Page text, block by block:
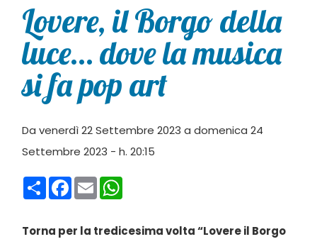
Lovere, il Borgo della
luce… dove la musica
si fa pop art
Da venerdì 22 Settembre 2023 a domenica 24
Settembre 2023 - h. 20:15
CondividiFacebook
Email
Torna per la tredicesima volta “Lovere il Borgo